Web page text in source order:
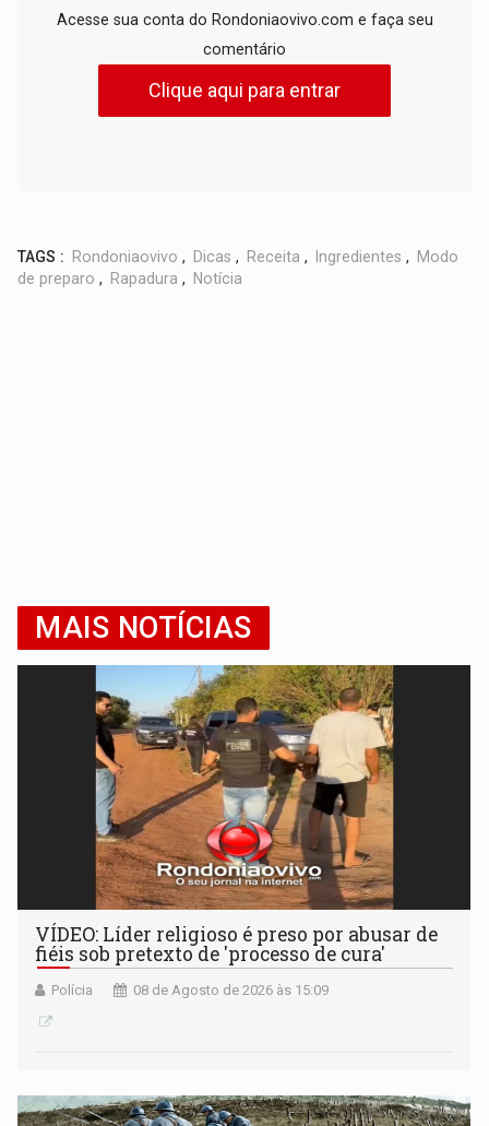
Acesse sua conta do Rondoniaovivo.com e faça seu
comentário
Clique aqui para entrar
TAGS : Rondoniaovivo , Dicas , Receita , Ingredientes ,
Modo
de preparo , Rapadura , Notícia
MAIS NOTÍCIAS
VÍDEO: Líder religioso é preso por abusar de
fiéis sob pretexto de 'processo de cura'
Polícia 08 de Agosto de 2026 às 15:09